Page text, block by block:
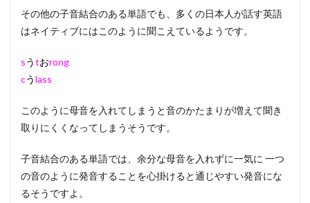
その他の子音結合のある単語でも、多くの日本人が話す英語
はネイティブにはこのように聞こえているようです。
sうtおrong
cうlass
このように母音を入れてしまうと音のかたまりが増えて聞き
取りにくくなってしまうそうです。
子音結合のある単語では、余分な母音を入れずに一気に 一つ
の音のように発音することを心掛けると通じやすい発音にな
るそうですよ。